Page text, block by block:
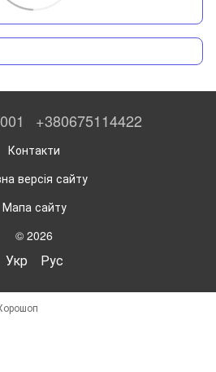
+380675114422
Контакти
версія сайту
Мапа сайту
© 2026
Укр Рус